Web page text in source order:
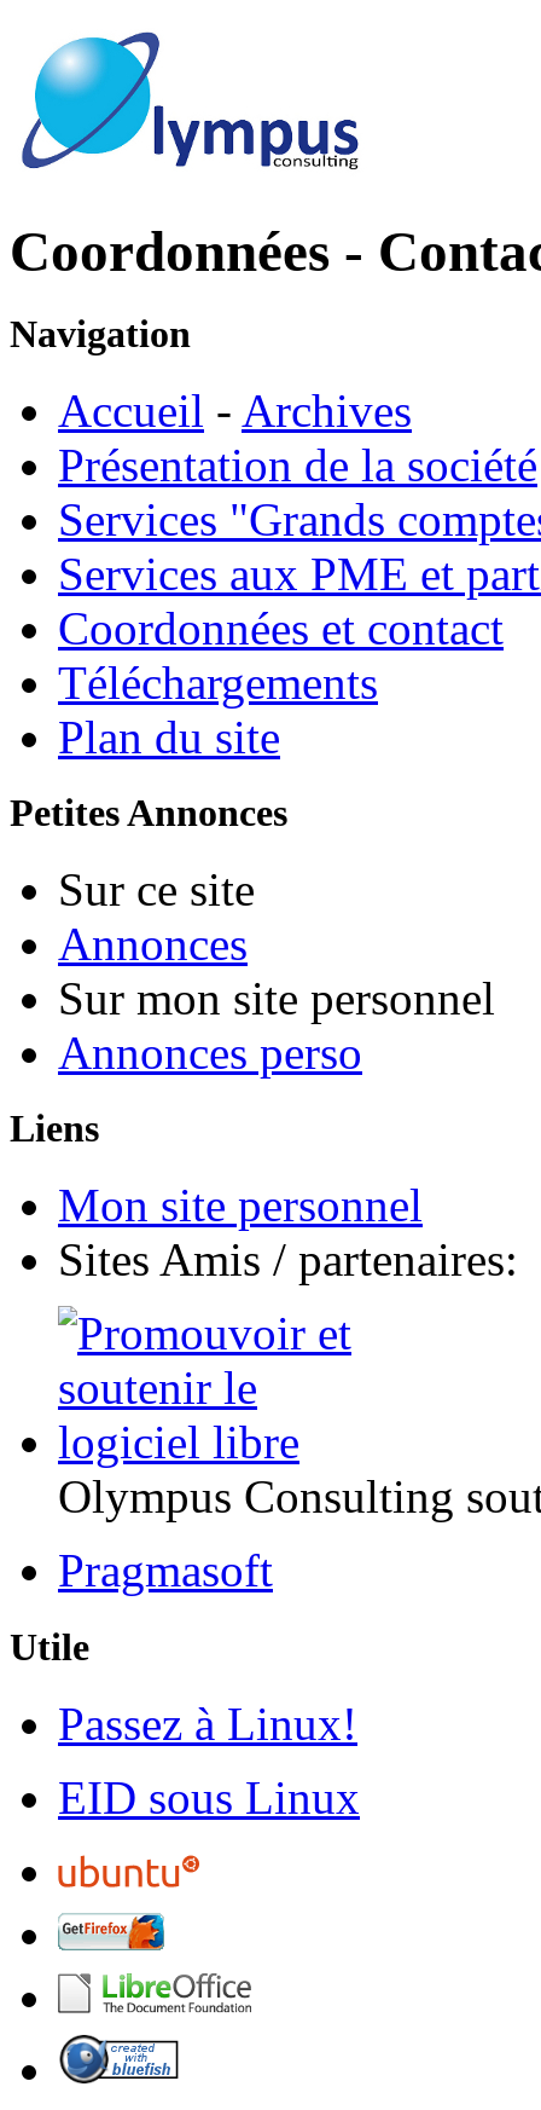
Coordonnées -
Navigation
Accueil - Archives
Présentation de la société
Services "Grands
Services aux PME et
Coordonnées et contact
Téléchargements
Plan du site
Petites Annonces
Sur ce site
Annonces
Sur mon site personnel
Annonces perso
Liens
Mon site personnel
Sites Amis / partenaires:
Olympus Consulting
Pragmasoft
Utile
Passez à Linux!
EID sous Linux